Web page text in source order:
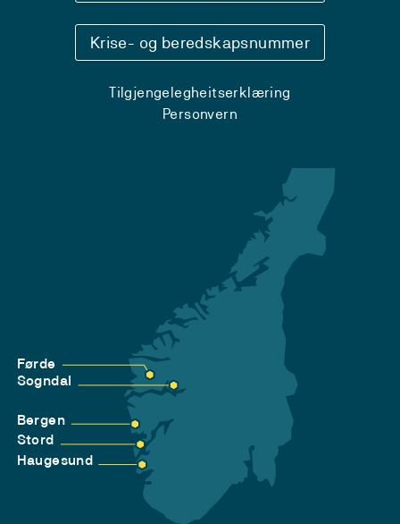
Krise- og beredskapsnummer
Tilgjengelegheitserklæring
Personvern
Førde
Sogndal
Bergen
Stord
Haugesund